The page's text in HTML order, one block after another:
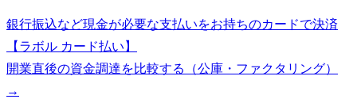
銀行振込など現金が必要な支払いをお持ちのカードで決済
【ラボル カード払い】
開業直後の資金調達を比較する（公庫・ファクタリング）
→